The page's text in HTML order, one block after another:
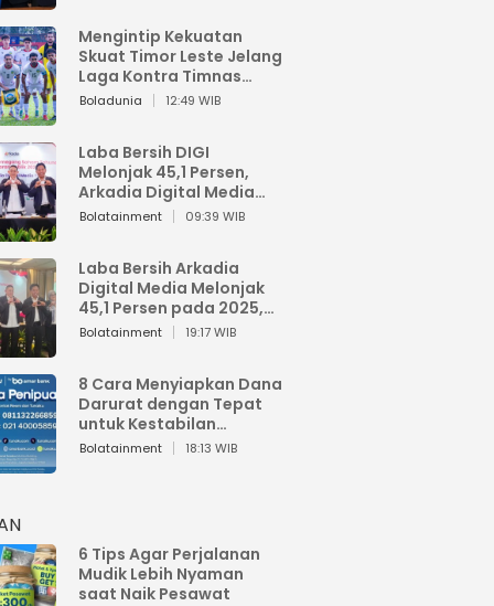
Mengintip Kekuatan
Skuat Timor Leste Jelang
Laga Kontra Timnas
Indonesia di Piala AFF
Boladunia 12:49 WIB
Laba Bersih DIGI
Melonjak 45,1 Persen,
Arkadia Digital Media
Perkuat Bisnis AI dan
Bolatainment 09:39 WIB
Laba Bersih Arkadia
Digital Media Melonjak
45,1 Persen pada 2025,
Sentuh Rp1,76 Miliar
Bolatainment 19:17 WIB
8 Cara Menyiapkan Dana
Darurat dengan Tepat
untuk Kestabilan
Keuangan
Bolatainment 18:13 WIB
6 Tips Agar Perjalanan
Mudik Lebih Nyaman
saat Naik Pesawat